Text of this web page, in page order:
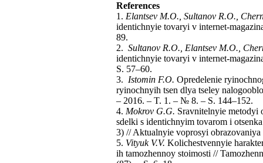
References
1. Elantsev M.O., Sultanov R.O.,
identichnyie tovaryi v internet-
89.
2. Sultanov R.O., Elantsev M.O.,
identichnyie tovaryi v internet-
S. 57–60.
3. Istomin F.O. Opredelenie
ryinochnyih tsen dlya tseley
– 2016. – T. 1. – № 8. – S. 144–152.
4. Mokrov G.G. Sravnitelnyie metodyi
sdelki s identichnyim tovarom i
3) // Aktualnyie voprosyi
5. Vityuk V.V. Kolichestvennyie
ih tamozhennoy stoimosti //